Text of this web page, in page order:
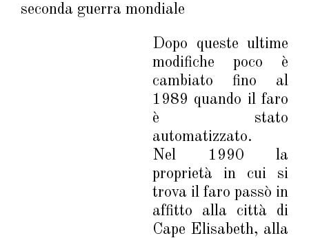
seconda guerra mondiale
Dopo queste ultime
modifiche poco è
cambiato fino al
1989 quando il faro
è stato
automatizzato.
Nel 1990 la
proprietà in cui si
trova il faro passò in
affitto alla città di
Cape Elisabeth, alla